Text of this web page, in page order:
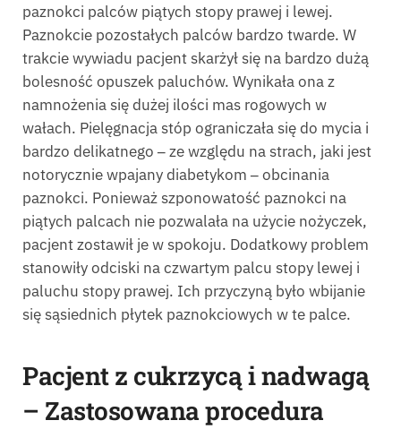
paznokci palców piątych stopy prawej i lewej.
Paznokcie pozostałych palców bardzo twarde. W
trakcie wywiadu pacjent skarżył się na bardzo dużą
bolesność opuszek paluchów. Wynikała ona z
namnożenia się dużej ilości mas rogowych w
wałach. Pielęgnacja stóp ograniczała się do mycia i
bardzo delikatnego ‒ze względu na strach, jaki jest
notorycznie wpajany diabetykom ‒obcinania
paznokci. Ponieważ szponowatość paznokci na
piątych palcach nie pozwalała na użycie nożyczek,
pacjent zostawił je w spokoju. Dodatkowy problem
stanowiły odciski na czwartym palcu stopy lewej i
paluchu stopy prawej. Ich przyczyną było wbijanie
się sąsiednich płytek paznokciowych w te palce.
Pacjent z cukrzycą i nadwagą
– Zastosowana procedura